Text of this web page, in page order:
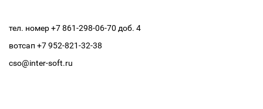
тел. номер +7 861-298-06-70 доб. 4
вотсап +7 952-821-32-38
cso@inter-soft.ru